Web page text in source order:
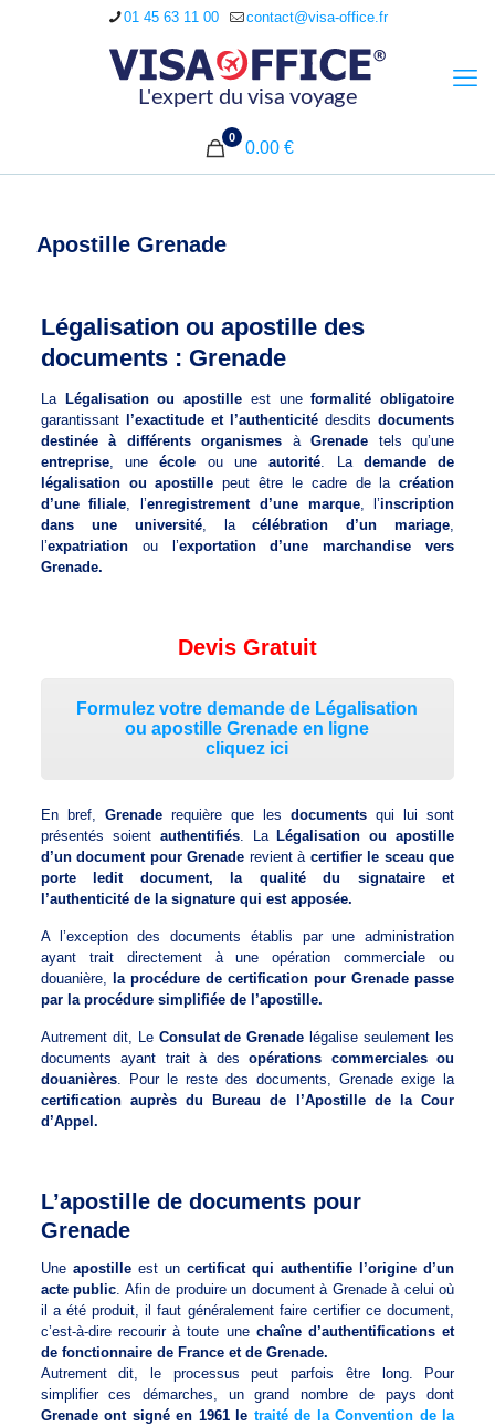
01 45 63 11 00 contact@visa-office.fr
0
0.00 €
Apostille Grenade
Légalisation ou apostille des
documents : Grenade
La Légalisation ou apostille est uneformalité obligatoire
garantissant
l’exactitude et l’authenticité desditsdocuments
destinée à différents organismes àGrenade tels qu’une
entreprise, uneécole ou uneautorité . La demande de
légalisation ou apostille peut être le cadre de lacréation
d’une filiale , l’enregistrement d’une marque, l’inscription
dans une université, lacélébration d’un mariage
l’expatriationou l’exportation d’une marchandise vers
Grenade.
Devis Gratuit
Formulez votre demande de Légalisation
ou apostille Grenade en ligne
cliquez ici
En bref, Grenaderequière que lesdocumentsqui lui sont
présentés soient authentifiés. La Légalisation ou apostille
d’un document pour Grenade revient à certifier le sceau que
porte ledit document, la qualité du signataire et
l’authenticité de la signature qui est apposée.
A l’exception des documents établis par une administration
ayant trait directement à une opération commerciale ou
douanière,
la procédure de certification pour Grenade passe
par la procédure simplifiée de l’apostille.
Autrement dit, Le Consulat de Grenade légalise seulement les
documents ayant trait à desopérations commerciales ou
douanières. Pour le reste des documents, Grenade exige la
certification auprès du Bureau de l’Apostille de la Cour
d’Appel.
L’apostille de documents pour
Grenade
Une apostilleest un certificat qui authentifie l’origine d’un
acte public . Afin de produire un document à Grenade à celui où
il a été produit, il faut généralement faire certifier ce document,
c’est-à-dire recourir à toute une chaîne d’authentifications et
de fonctionnaire de France et de Grenade.
Autrement dit, le processus peut parfois être long. Pour
simplifier ces démarches, un grand nombre de pays dont
Grenade ont signé en 1961 le traité de la Convention de la